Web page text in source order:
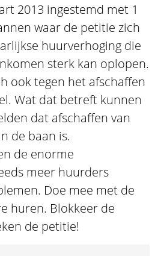
2013 ingestemd met 1
waar de petitie zich
huurverhoging die
sterk kan oplopen.
ook tegen het afschaffen
Wat dat betreft kunnen
dat afschaffen van
de baan is.
de enorme
meer huurders
Doe mee met de
huren. Blokkeer de
de petitie!